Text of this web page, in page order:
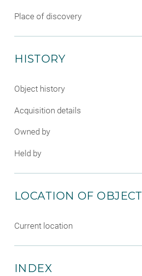
Place of discovery
HISTORY
Object history
Acquisition details
Owned by
Held by
LOCATION OF OBJECT
Current location
INDEX